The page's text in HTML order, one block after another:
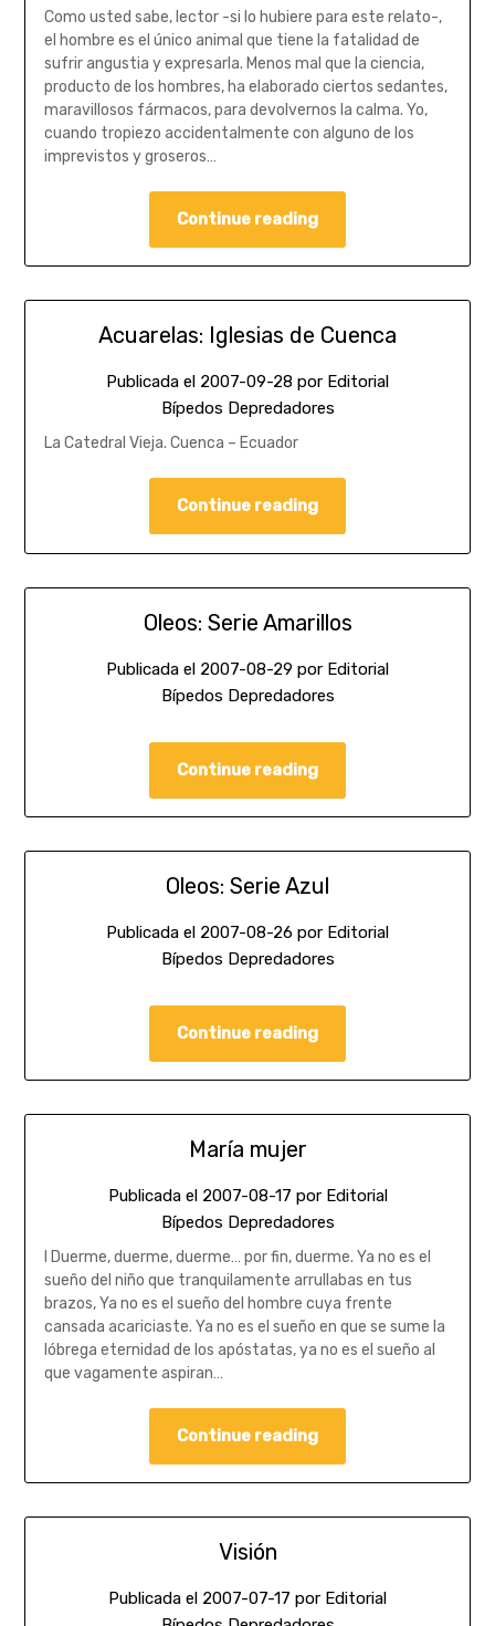
Como usted sabe, lector -si lo hubiere para este relato-,
el hombre es el único animal que tiene la fatalidad de
sufrir angustia y expresarla. Menos mal que la ciencia,
producto de los hombres, ha elaborado ciertos sedantes,
maravillosos fármacos, para devolvernos la calma. Yo,
cuando tropiezo accidentalmente con alguno de los
imprevistos y groseros…
Continue reading
Acuarelas: Iglesias de Cuenca
Publicada el 2007-09-28 por Editorial
Bípedos Depredadores
La Catedral Vieja. Cuenca – Ecuador
Continue reading
Oleos: Serie Amarillos
Publicada el 2007-08-29 por Editorial
Bípedos Depredadores
Continue reading
Oleos: Serie Azul
Publicada el 2007-08-26 por Editorial
Bípedos Depredadores
Continue reading
María mujer
Publicada el 2007-08-17 por Editorial
Bípedos Depredadores
I Duerme, duerme, duerme… por fin, duerme. Ya no es el
sueño del niño que tranquilamente arrullabas en tus
brazos, Ya no es el sueño del hombre cuya frente
cansada acariciaste. Ya no es el sueño en que se sume la
lóbrega eternidad de los apóstatas, ya no es el sueño al
que vagamente aspiran…
Continue reading
Visión
Publicada el 2007-07-17 por Editorial